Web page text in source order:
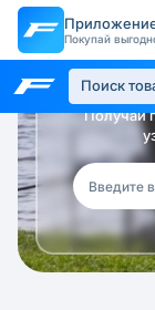
Покупай
Получай